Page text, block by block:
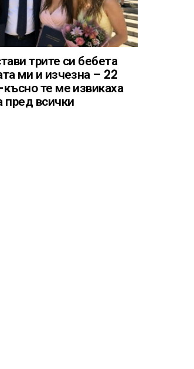
трите си бебета
ми и изчезна – 22
те ме извикаха
пред всички